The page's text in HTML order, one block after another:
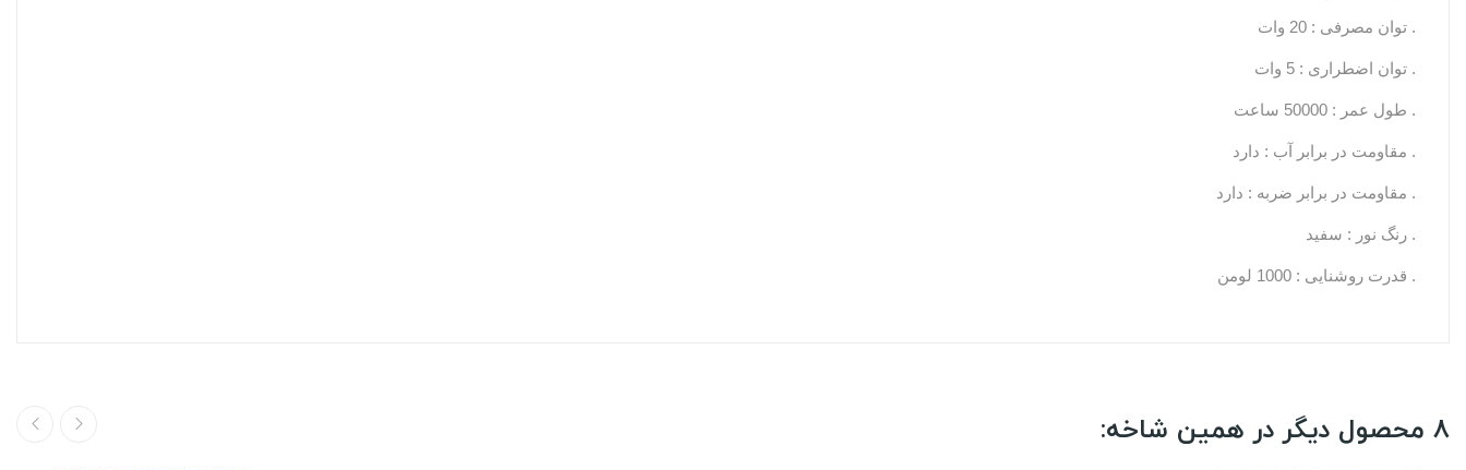
. توان مصرفی : 20 وات
. توان اضطراری : 5 وات
. طول عمر : 50000 ساعت
. مقاومت در برابر آب : دارد
. مقاومت در برابر ضربه : دارد
. رنگ نور : سفید
. قدرت روشنایی : 1000 لومن
8 محصول دیگر در همین شاخه: